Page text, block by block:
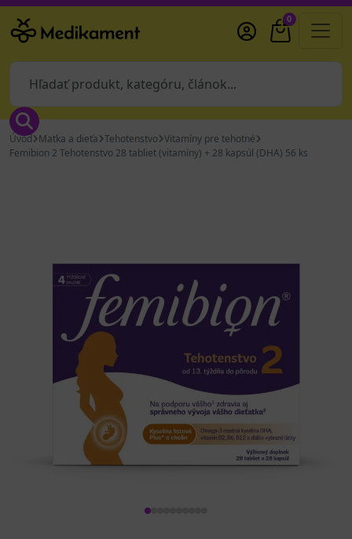
0
Úvod Matka a dieťa Tehotenstvo Vitamíny pre tehotné
Femibion 2 Tehotenstvo 28 tabliet (vitamíny) + 28 kapsúl (DHA) 56 ks